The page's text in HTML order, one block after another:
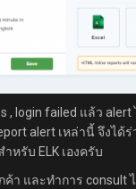
, login failed แล้ว
alert เหล่านี้ จึงไ
หรับ ELK เองครับ
า และทำการ consult